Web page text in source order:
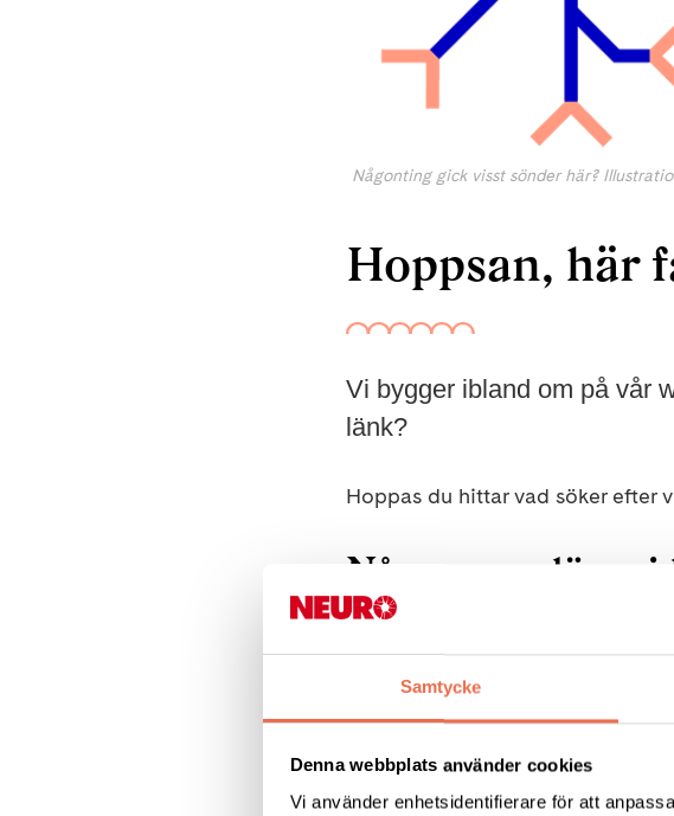
Samtycke
Denna webbplats använder cookies
Vi använder enhetsidentifierare för att
Någonting gick visst sönder här?
Hoppsan, här
Vi bygger ibland om på vår
länk?
Hoppas du hittar vad söker efter
Några populära
Om oss
MS - multipel skleros